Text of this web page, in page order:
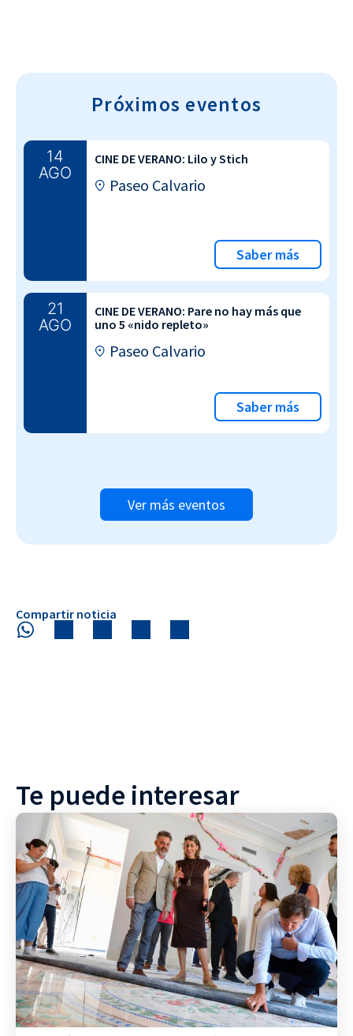
Próximos eventos
14
AGO
CINE DE VERANO: Lilo y Stich
Paseo Calvario
Saber más
21
AGO
CINE DE VERANO: Pare no hay más que
uno 5 «nido repleto»
Paseo Calvario
Saber más
Ver más eventos
Compartir noticia
Te puede interesar